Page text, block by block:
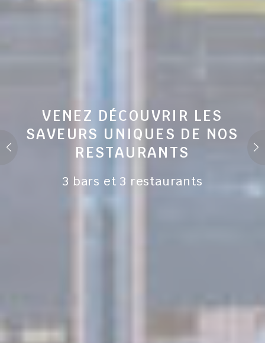
VENEZ DÉCOUVRIR LES
SAVEURS UNIQUES DE NOS
RESTAURANTS
3 bars et 3 restaurants